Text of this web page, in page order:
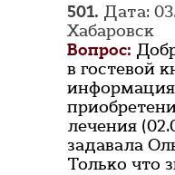
501. Дата:
Хабаровск
Вопрос:
в гостевой
лечения
задавала
Только что